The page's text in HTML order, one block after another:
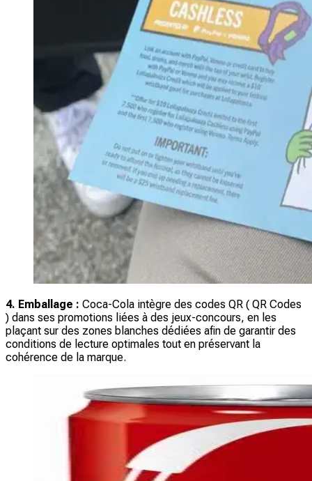
4. Emballage : Coca-Cola intègre des codes QR ( QR Codes
) dans ses promotions liées à des jeux-concours, en les
plaçant sur des zones blanches dédiées afin de garantir des
conditions de lecture optimales tout en préservant la
cohérence de la marque.